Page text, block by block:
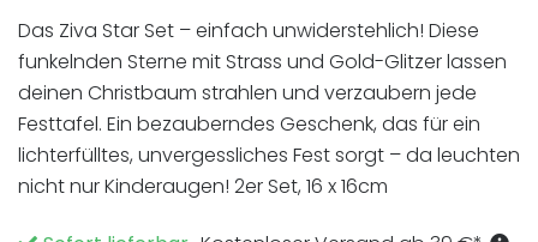
Das Ziva Star Set – einfach unwiderstehlich! Diese
funkelnden Sterne mit Strass und Gold-Glitzer lassen
deinen Christbaum strahlen und verzaubern jede
Festtafel. Ein bezauberndes Geschenk, das für ein
lichterfülltes, unvergessliches Fest sorgt – da leuchten
nicht nur Kinderaugen! 2er Set, 16 x 16cm